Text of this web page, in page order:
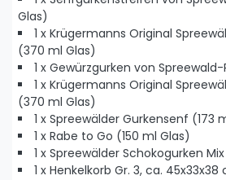
Glas)
1 x Krügermanns Original
(370 ml Glas)
1 x Gewürzgurken von
1 x Krügermanns Original
(370 ml Glas)
1 x Spreewälder Gurkensenf (173
1 x Rabe to Go (150 ml Glas)
1 x Spreewälder Schokogurken
1 x Henkelkorb Gr. 3, ca. 45x33x38